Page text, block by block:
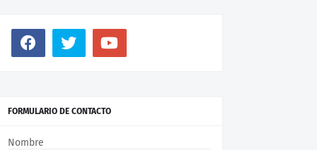
FORMULARIO DE CONTACTO
Nombre